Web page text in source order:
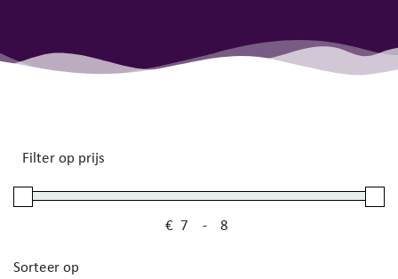
Filter op prijs
€ Minimale prijs
-
Maximale prijs
Sorteer op